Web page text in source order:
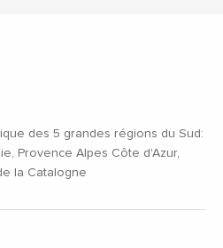
des 5 grandes régions du Sud:
Provence Alpes Côte d'Azur,
la Catalogne